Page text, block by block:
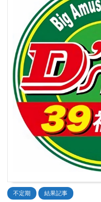
不定期 結果記事